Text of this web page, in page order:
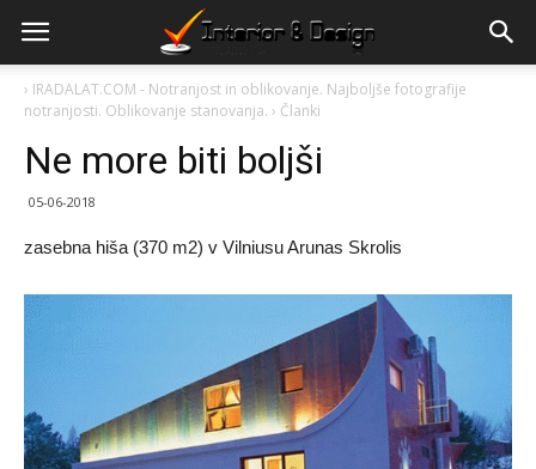
› IRADALAT.COM - Notranjost in oblikovanje. Najboljše fotografije
notranjosti. Oblikovanje stanovanja. › Članki
Ne more biti boljši
05-06-2018
zasebna hiša (370 m2) v Vilniusu Arunas Skrolis